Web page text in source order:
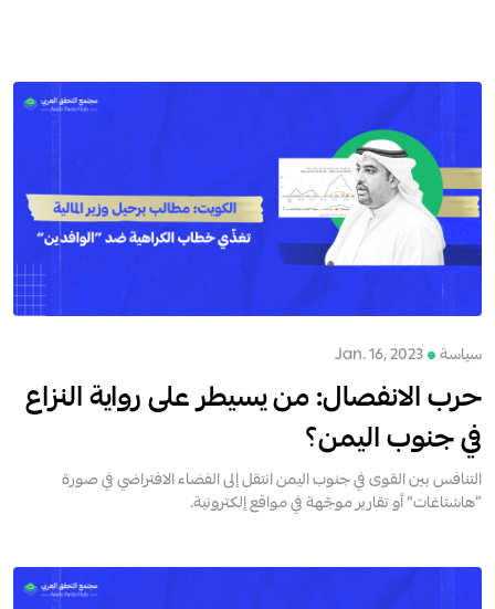
سياسة Jan. 16, 2023
حرب الانفصال: من يسيطر على رواية النزاع
في جنوب اليمن؟
التنافس بين القوى في جنوب اليمن انتقل إلى الفضاء الافتراضي في صورة
“هاشتاغات” أو تقارير موجّهة في مواقع إلكترونية.